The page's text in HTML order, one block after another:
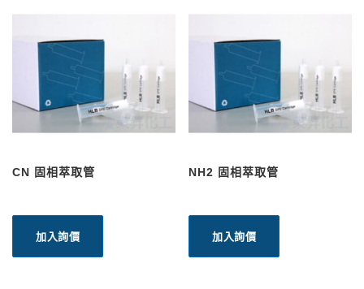
CN 固相萃取管
加入詢價
NH2 固相萃取管
加入詢價